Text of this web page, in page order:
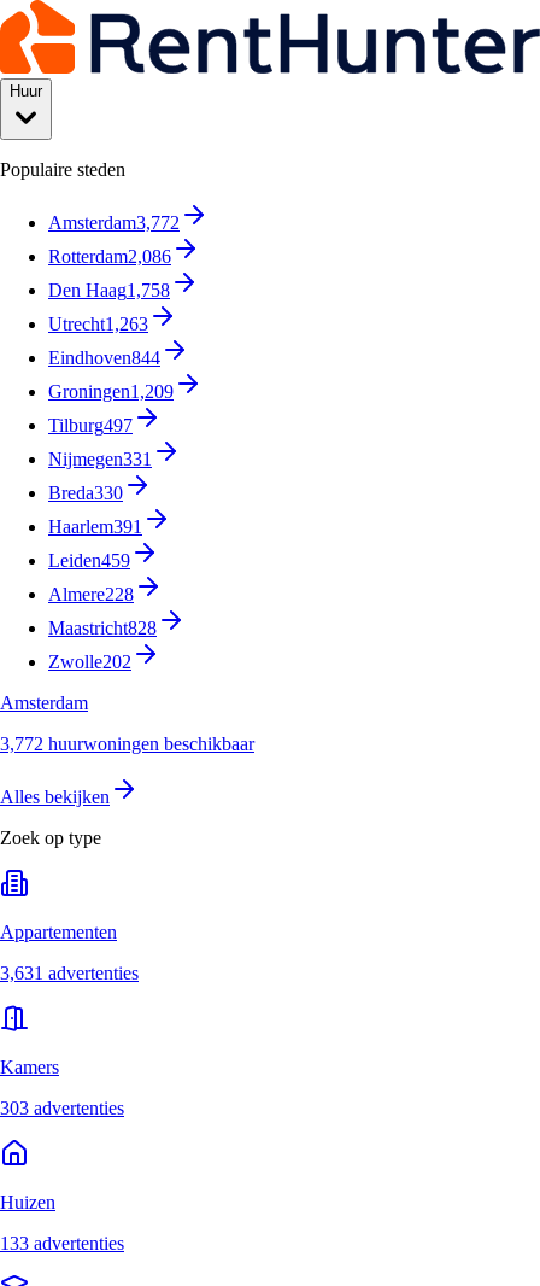
Huur
Populaire steden
Amsterdam3,772
Rotterdam2,086
Den Haag1,758
Utrecht1,263
Eindhoven844
Groningen1,209
Tilburg497
Nijmegen331
Breda330
Haarlem391
Leiden459
Almere228
Maastricht828
Zwolle202
Amsterdam
3,772 huurwoningen beschikbaar
Alles bekijken
Zoek op type
Appartementen
3,631 advertenties
Kamers
303 advertenties
Huizen
133 advertenties